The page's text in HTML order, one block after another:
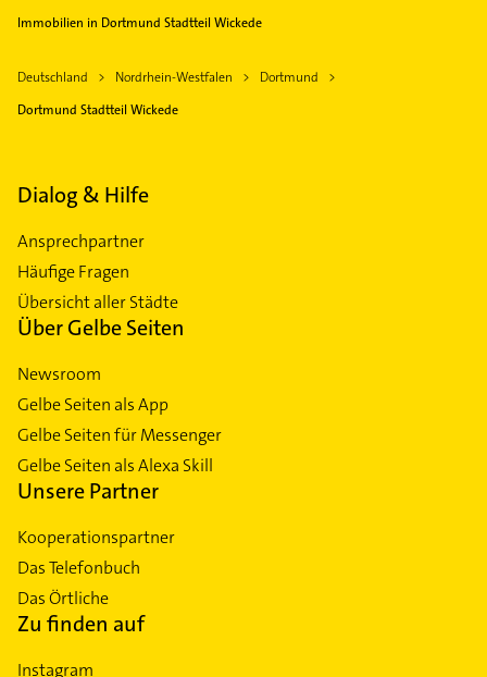
Immobilien in Dortmund Stadtteil Wickede
Deutschland Nordrhein-Westfalen
Dortmund
Dortmund Stadtteil Wickede
Dialog & Hilfe
Ansprechpartner
Häufige Fragen
Übersicht aller Städte
Über Gelbe Seiten
Newsroom
Gelbe Seiten als App
Gelbe Seiten für Messenger
Gelbe Seiten als Alexa Skill
Unsere Partner
Kooperationspartner
Das Telefonbuch
Das Örtliche
Zu finden auf
Instagram